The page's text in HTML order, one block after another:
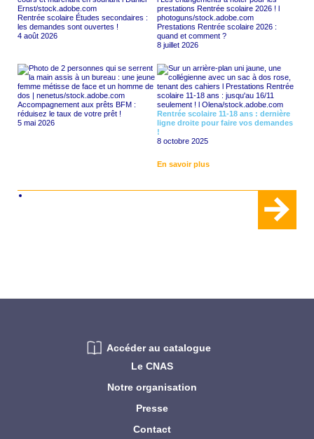
Rentrée scolaire Études secondaires :
les demandes sont ouvertes !
4 août 2026
Prestations Rentrée scolaire 2026 :
quand et comment ?
8 juillet 2026
Accompagnement aux prêts BFM :
réduisez le taux de votre prêt !
5 mai 2026
Rentrée scolaire 11-18 ans : dernière
ligne droite pour faire vos demandes
!
8 octobre 2025
En savoir plus
Le CNAS
Notre organisation
Presse
Contact
Accéder au catalogue